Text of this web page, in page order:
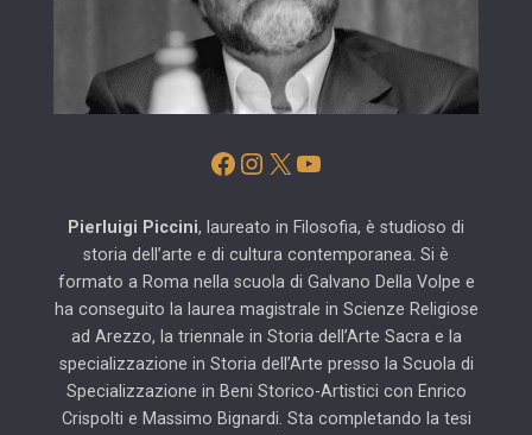
Facebook
Instagram
X YouTube
Pierluigi Piccini, laureato in Filosofia, è studioso di
storia dell’arte e di cultura contemporanea. Si è
formato a Roma nella scuola di Galvano Della Volpe e
ha conseguito la laurea magistrale in Scienze Religiose
ad Arezzo, la triennale in Storia dell’Arte Sacra e la
specializzazione in Storia dell’Arte presso la Scuola di
Specializzazione in Beni Storico-Artistici con Enrico
Crispolti e Massimo Bignardi. Sta completando la tesi